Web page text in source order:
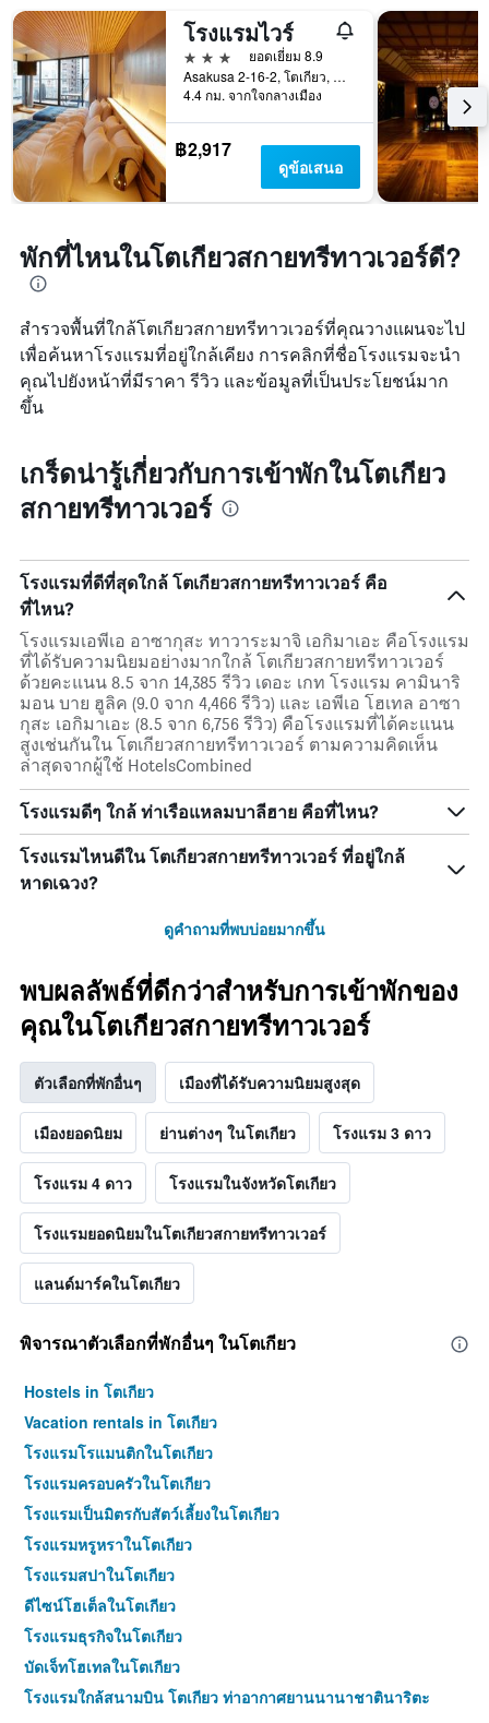
โรงแรมไวร์
3 ดาว
ยอดเยี่ยม 8.9
Asakusa 2-16-2, โตเกียว, ญี่ปุ่น
4.4 กม. จากใจกลางเมือง
฿2,917
ดูข้อเสนอ
พักที่ไหนในโตเกียวสกายทรีทาวเวอร์ดี?
สำรวจพื้นที่ใกล้โตเกียวสกายทรีทาวเวอร์ที่คุณวางแผนจะไป
เพื่อค้นหาโรงแรมที่อยู่ใกล้เคียง การคลิกที่ชื่อโรงแรมจะนำ
คุณไปยังหน้าที่มีราคา รีวิว และข้อมูลที่เป็นประโยชน์มาก
ขึ้น
เกร็ดน่ารู้เกี่ยวกับการเข้าพักในโตเกียว
สกายทรีทาวเวอร์
โรงแรมที่ดีที่สุดใกล้ โตเกียวสกายทรีทาวเวอร์ คือ
ที่ไหน?
โรงแรมเอพีเอ อาซากุสะ ทาวาระมาจิ เอกิมาเอะ คือโรงแรม
ที่ได้รับความนิยมอย่างมากใกล้ โตเกียวสกายทรีทาวเวอร์
ด้วยคะแนน 8.5 จาก 14,385 รีวิว เดอะ เกท โรงแรม คามินาริ
มอน บาย ฮูลิค (9.0 จาก 4,466 รีวิว) และ เอพีเอ โฮเทล อาซา
กุสะ เอกิมาเอะ (8.5 จาก 6,756 รีวิว) คือโรงแรมที่ได้คะแนน
สูงเช่นกันใน โตเกียวสกายทรีทาวเวอร์ ตามความคิดเห็น
ล่าสุดจากผู้ใช้ HotelsCombined
โรงแรมดีๆ ใกล้ ท่าเรือแหลมบาลีฮาย คือที่ไหน?
โรงแรมไหนดีใน โตเกียวสกายทรีทาวเวอร์ ที่อยู่ใกล้
หาดเฉวง?
ดูคำถามที่พบบ่อยมากขึ้น
พบผลลัพธ์ที่ดีกว่าสำหรับการเข้าพักของ
คุณในโตเกียวสกายทรีทาวเวอร์
ตัวเลือกที่พักอื่นๆ เมืองที่ได้รับความนิยมสูงสุด
เมืองยอดนิยม ย่านต่างๆ ในโตเกียว โรงแรม 3 ดาว
โรงแรม 4 ดาว โรงแรมในจังหวัดโตเกียว
โรงแรมยอดนิยมในโตเกียวสกายทรีทาวเวอร์
แลนด์มาร์คในโตเกียว
พิจารณาตัวเลือกที่พักอื่นๆ ในโตเกียว
Hostels in โตเกียว
Vacation rentals in โตเกียว
โรงแรมโรแมนติกในโตเกียว
โรงแรมครอบครัวในโตเกียว
โรงแรมเป็นมิตรกับสัตว์เลี้ยงในโตเกียว
โรงแรมหรูหราในโตเกียว
โรงแรมสปาในโตเกียว
ดีไซน์โฮเต็ลในโตเกียว
โรงแรมธุรกิจในโตเกียว
บัดเจ็ทโฮเทลในโตเกียว
โรงแรมใกล้สนามบิน โตเกียว ท่าอากาศยานนานาชาตินาริตะ